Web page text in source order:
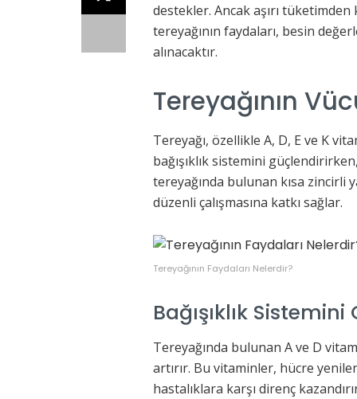
destekler. Ancak aşırı
tereyağının faydaları, besin
alınacaktır.
Tereyağının
Tereyağı, özellikle A, D, E ve K
bağışıklık sistemini
tereyağında bulunan kısa zincirli
düzenli çalışmasına katkı sağlar.
Tereyağının Faydaları Nelerdir?
Bağışıklık
Tereyağında bulunan A ve D
artırır. Bu vitaminler, hücre
hastalıklara karşı direnç